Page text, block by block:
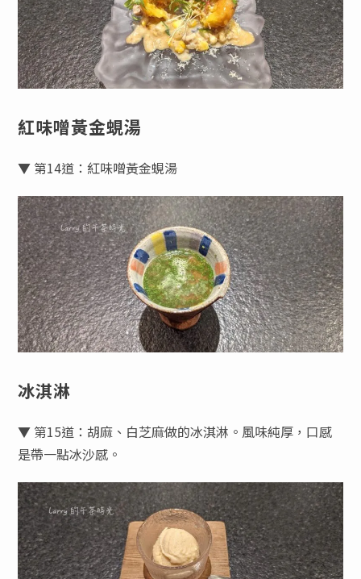
紅味噌黃金蜆湯
▼ 第14道：紅味噌黃金蜆湯
冰淇淋
▼ 第15道：胡麻、白芝麻做的冰淇淋。風味純厚，口感
是帶一點冰沙感。